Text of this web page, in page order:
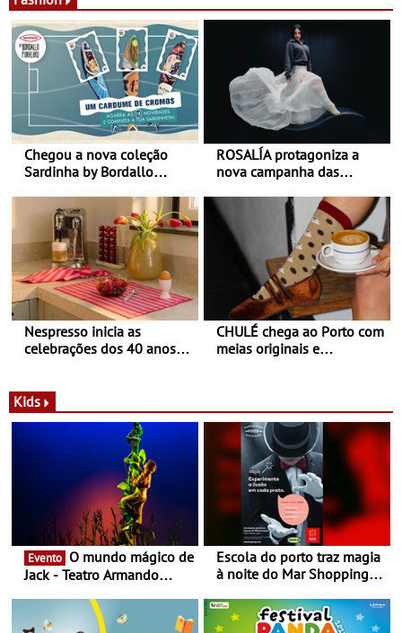
Chegou a nova coleção
Sardinha by Bordallo
ROSALÍA protagoniza a
nova campanha das
Balance
Nespresso inicia as
celebrações dos 40 anos
Novas - Edição limitada
Nespresso x Torres Novas
CHULÉ chega ao Porto com
meias originais e
Shopping
Kids
Evento
Jack - Teatro Armando
Escola do porto traz magia
à noite do Mar Shopping
29 de abril, às 21h00